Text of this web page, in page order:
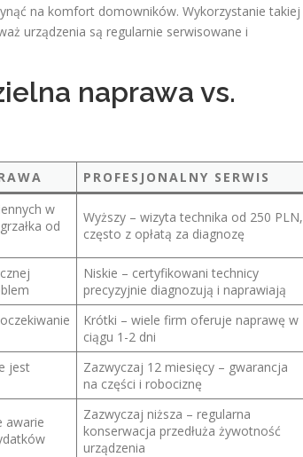
na komfort domowników. Wykorzystanie takiej
urządzenia są regularnie serwisowane i
naprawa vs.
PROFESJONALNY SERWIS
w
od
Wyższy – wizyta technika od 250 PLN,
często z opłatą za diagnozę
Niskie – certyfikowani technicy
precyzyjnie diagnozują i naprawiają
Krótki – wiele firm oferuje naprawę w
ciągu 1-2 dni
jest
Zazwyczaj 12 miesięcy – gwarancja
na części i robociznę
awarie
Zazwyczaj niższa – regularna
konserwacja przedłuża żywotność
urządzenia